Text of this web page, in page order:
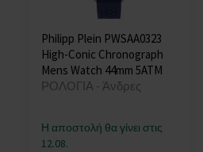
Philipp Plein PWSAA0323
High-Conic Chronograph
Mens Watch 44mm 5ATM
ΡΟΛΟΓΙΑ - Άνδρες
Η αποστολή θα γίνει στις
12.08.